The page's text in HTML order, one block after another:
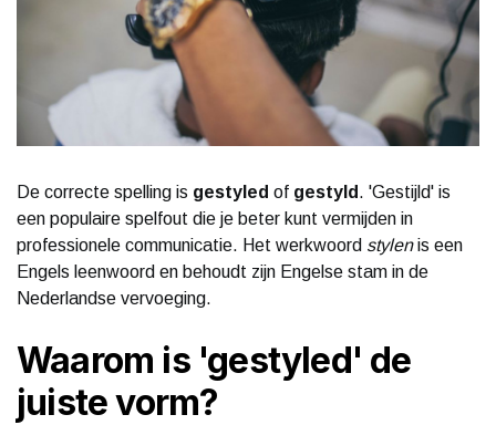
De correcte spelling is gestyled of gestyld . 'Gestijld' is
een populaire spelfout die je beter kunt vermijden in
professionele communicatie. Het werkwoord stylenis een
Engels leenwoord en behoudt zijn Engelse stam in de
Nederlandse vervoeging.
Waarom is 'gestyled' de
juiste vorm?